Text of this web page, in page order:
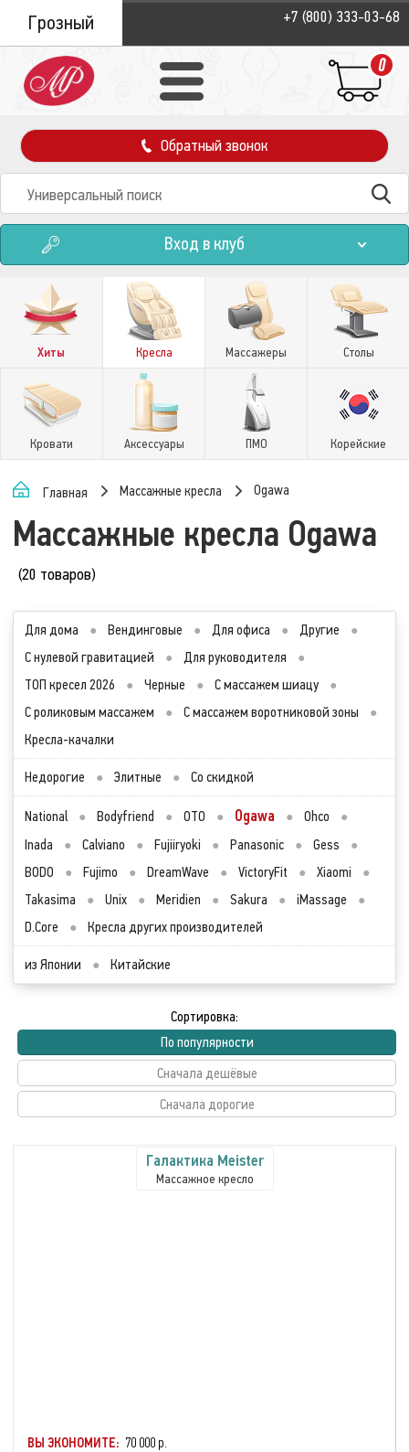
Грозный +7 (800) 333-03-68
0
Обратный звонок
Вход в клуб
Хиты Кресла Массажеры Столы
Кровати Аксессуары ПМО Корейские
Главная Массажные кресла Ogawa
Массажные кресла Ogawa
(20 товаров)
Для дома ● Вендинговые ● Для офиса ● Другие
●
С нулевой гравитацией
● Для руководителя
●
ТОП кресел 2026
● Черные ● С массажем шиацу
●
С роликовым массажем
● С массажем воротниковой зоны
●
Кресла-качалки
Недорогие ● Элитные ● Со скидкой
National ● Bodyfriend ● OTO ● Ogawa ● Ohco
●
Inada
● Calviano ● Fujiiryoki ● Panasonic ● Gess
●
BODO
● Fujimo ● DreamWave ● VictoryFit ● Xiaomi
●
Takasima
● Unix ● Meridien ● Sakura ● iMassage
●
D.Core
● Кресла других производителей
из Японии ● Китайские
Сортировка:
По популярности
Сначала дешёвые
Сначала дорогие
Галактика Meister
Массажное кресло
ВЫ ЭКОНОМИТЕ: 70 000 р.